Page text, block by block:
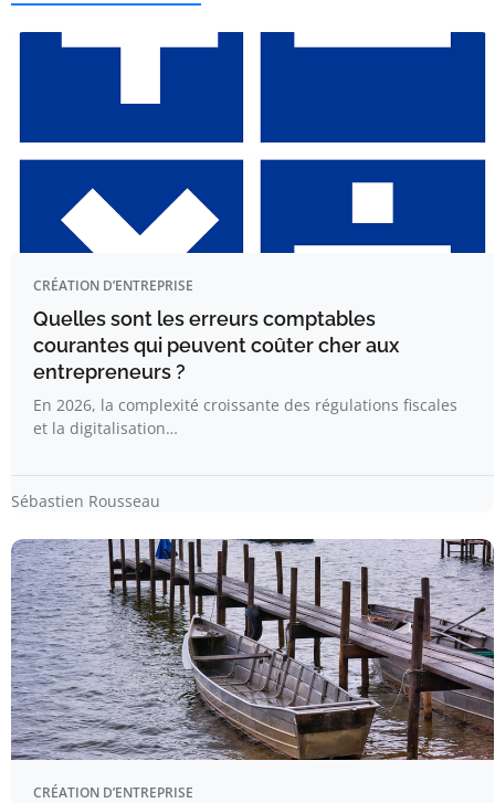
CRÉATION D’ENTREPRISE
Quelles sont les erreurs comptables
courantes qui peuvent coûter cher aux
entrepreneurs ?
En 2026, la complexité croissante des régulations fiscales
et la digitalisation…
Sébastien Rousseau
CRÉATION D’ENTREPRISE